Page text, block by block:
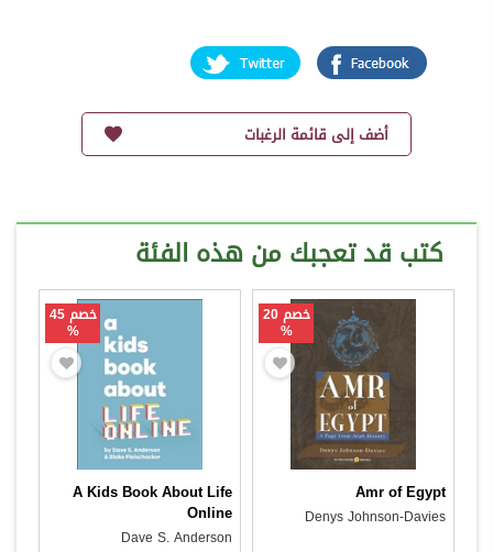
أضف إلى قائمة الرغبات
كتب قد تعجبك من هذه الفئة
خصم 20
%
Amr of Egypt
Denys Johnson-Davies
خصم 45
%
A Kids Book About Life
Online
Dave S. Anderson